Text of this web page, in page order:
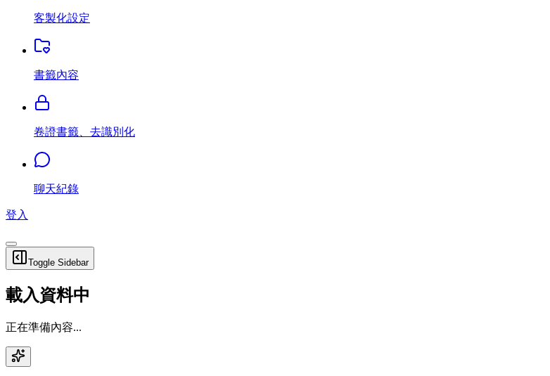
客製化設定
書籤內容
卷證書籤、去識別化
聊天紀錄
登入
Toggle Sidebar
載入資料中
正在準備內容...